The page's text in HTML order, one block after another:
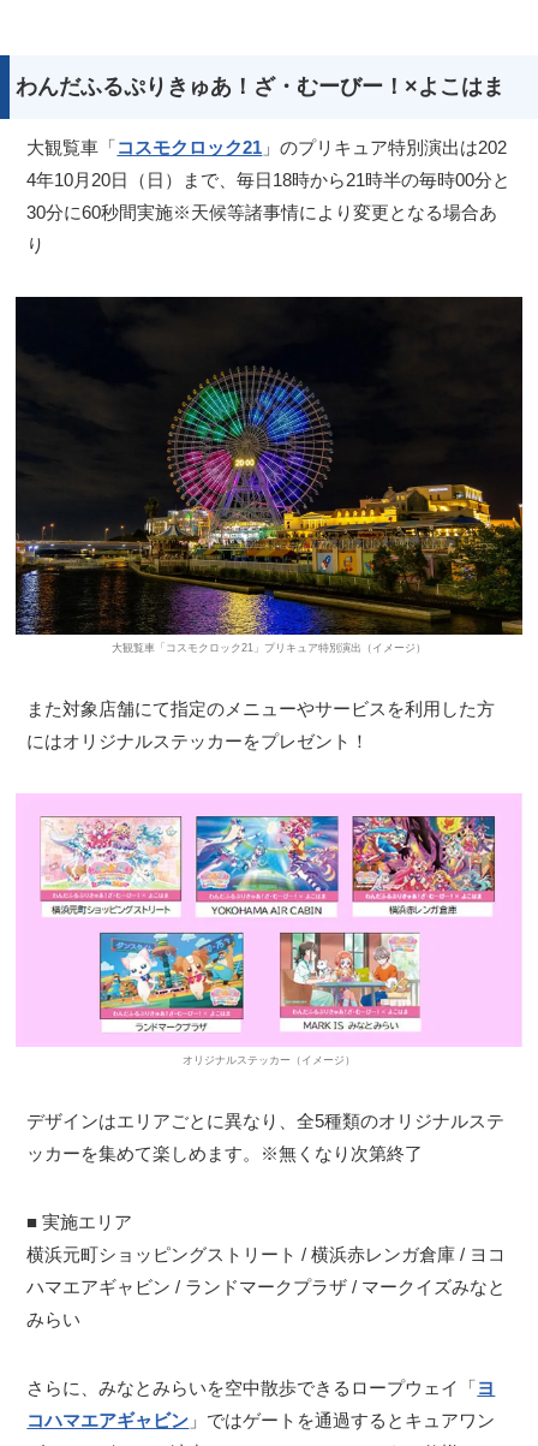
わんだふるぷりきゅあ！ざ・むーびー！×よこはま
大観覧車「コスモクロック21 」のプリキュア特別演出は202
4年10月20日（日）まで、毎日18時から21時半の毎時00分と
30分に60秒間実施※天候等諸事情により変更となる場合あ
り
大観覧車「コスモクロック21」プリキュア特別演出（イメージ）
また対象店舗にて指定のメニューやサービスを利用した方
にはオリジナルステッカーをプレゼント！
オリジナルステッカー（イメージ）
デザインはエリアごとに異なり、全5種類のオリジナルステ
ッカーを集めて楽しめます。※無くなり次第終了
■ 実施エリア
横浜元町ショッピングストリート / 横浜赤レンガ倉庫 / ヨコ
ハマエアギャビン / ランドマークプラザ / マークイズみなと
みらい
さらに、みなとみらいを空中散歩できるロープウェイ「ヨ
コハマエアギャビン 」ではゲートを通過するとキュアワン